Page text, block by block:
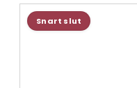
Snart slut